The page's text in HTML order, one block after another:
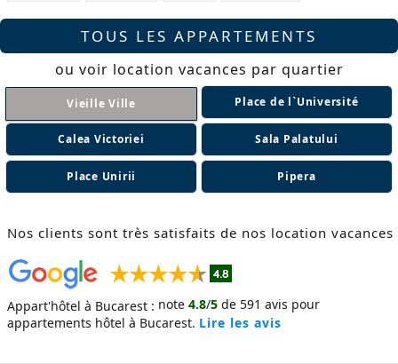
TOUS LES APPARTEMENTS
ou voir location vacances par quartier
Vieille Ville Place de l`Université
Calea Victoriei Sala Palatului
Place Unirii Pipera
Nos clients sont très satisfaits de nos location vacances
Appart'hôtel à Bucarest : note 4.8/5 de 591 avis pour
appartements hôtel à Bucarest. Lire les avis